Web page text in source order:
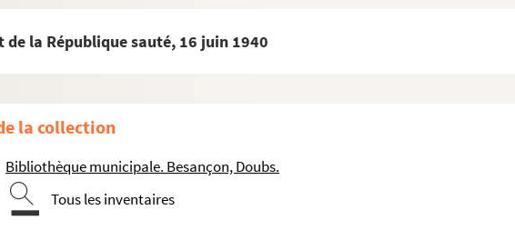
de la République sauté, 16 juin 1940
la collection
Bibliothèque municipale. Besançon, Doubs.
Tous les inventaires
Besançon. Inondations janvier 1910, rue Claude Pouillet [carte postale d'après la...
1910, Lycée Victor Hugo, cour du "petit lycée"
janvier 1910, rue de l'Orme de Chamars
janvier 1910, cour du 14 Grande Rue (ancien hôtel Mignot de la Balme, puis Vie...